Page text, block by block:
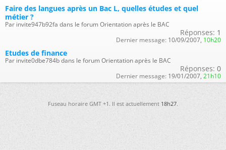
Faire des langues après un Bac L, quelles études et quel
métier ?
Par invite947b92fa dans le forum Orientation après le BAC
Réponses: 1
Dernier message: 10/09/2007, 10h20
Etudes de finance
Par invite0dbe784b dans le forum Orientation après le BAC
Réponses: 0
Dernier message: 19/01/2007, 21h10
Fuseau horaire GMT +1. Il est actuellement18h27.